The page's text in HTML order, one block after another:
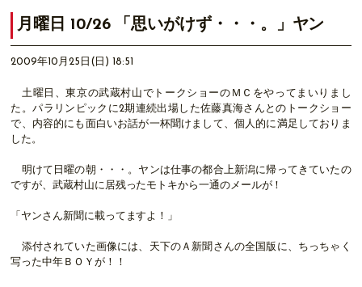
月曜日 10/26 「思いがけず・・・。」ヤン
2009年10月25日(日) 18:51
土曜日、東京の武蔵村山でトークショーのＭＣをやってまいりまし
た。パラリンピックに2期連続出場した佐藤真海さんとのトークショー
で、内容的にも面白いお話が一杯聞けまして、個人的に満足しておりま
した。
明けて日曜の朝・・・。ヤンは仕事の都合上新潟に帰ってきていたの
ですが、武蔵村山に居残ったモトキから一通のメールが！
「ヤンさん新聞に載ってますよ！」
添付されていた画像には、天下のＡ新聞さんの全国版に、ちっちゃく
写った中年ＢＯＹが！！